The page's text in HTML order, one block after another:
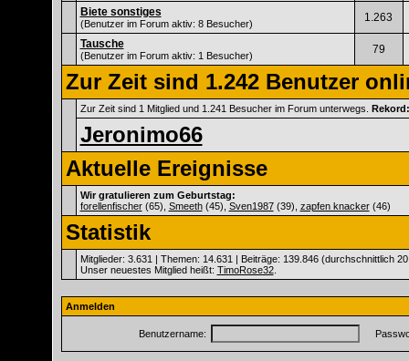
Biete sonstiges
(Benutzer im Forum aktiv: 8 Besucher) 1.263
Tausche
(Benutzer im Forum aktiv: 1 Besucher) 79
Zur Zeit sind 1.242 Benutzer
Zur Zeit sind 1 Mitglied und 1.241 Besucher im Forum unterwegs. Rekord:
Jeronimo66
Aktuelle Ereignisse
Wir gratulieren zum Geburtstag:
forellenfischer(65), Smeeth(45), Sven1987(39), zapfen knacker(46)
Statistik
Mitglieder: 3.631 | Themen: 14.631 | Beiträge: 139.846 (durchschnittlich
Unser neuestes Mitglied heißt: TimoRose32.
Anmelden
Benutzername: